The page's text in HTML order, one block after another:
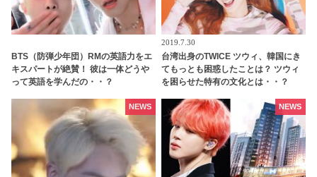
BTS（防弾少年団）RMの英語力をエ
キスパートが絶賛！ 彼は一体どうや
って英語を学んだの・・？
2019.7.30
台湾出身のTWICE ツウィ、韓国にき
てもっとも困惑したことは？ ツウィ
を困らせた特有の文化とは・・？
NEWS NEWS